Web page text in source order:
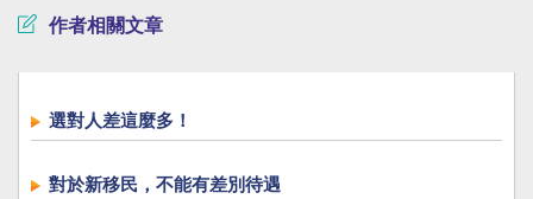
作者相關文章
選對人差這麼多！
對於新移民，不能有差別待遇